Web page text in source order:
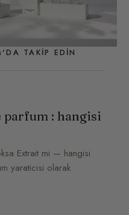
TAKIP EDIN
parfum : hangisi
Extrait mi — hangisi
yaraticisi olarak